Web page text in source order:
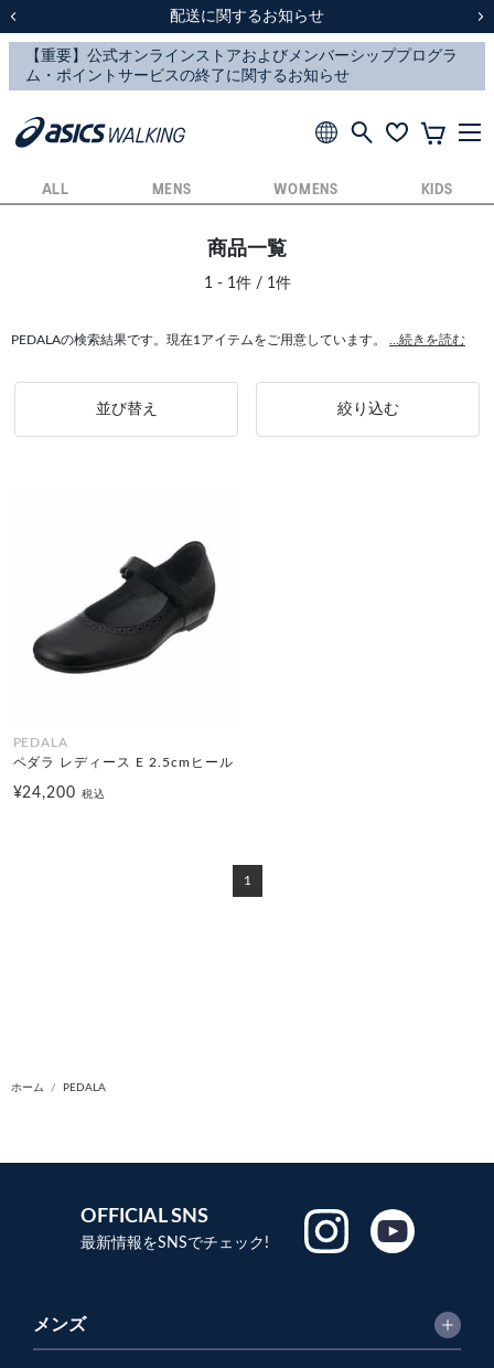
スクスク（SUKU2）価格改定のお知らせ
配送に関するお知らせ
スクスク（SUKU2）価格改定のお知らせ
配送に関するお知らせ
ALL MENS WOMENS KIDS
商品一覧
1 - 1件 / 1件
PEDALAの検索結果です。現在1アイテムをご用意しています。 ...続きを読む
並び替え 絞り込む
PEDALA
ペダラ レディース E 2.5cmヒール
¥24,200税込
1
ホーム PEDALA
OFFICIAL SNS
最新情報をSNSでチェック!
メンズ